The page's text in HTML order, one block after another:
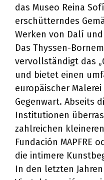
das Museo Reina
erschütterndes
Werken von Dalí
Das Thyssen-
vervollständigt das
und bietet einen
europäischer
Gegenwart. Abseits
Institutionen
zahlreichen
Fundación MAPFRE
die intimere
In den letzten